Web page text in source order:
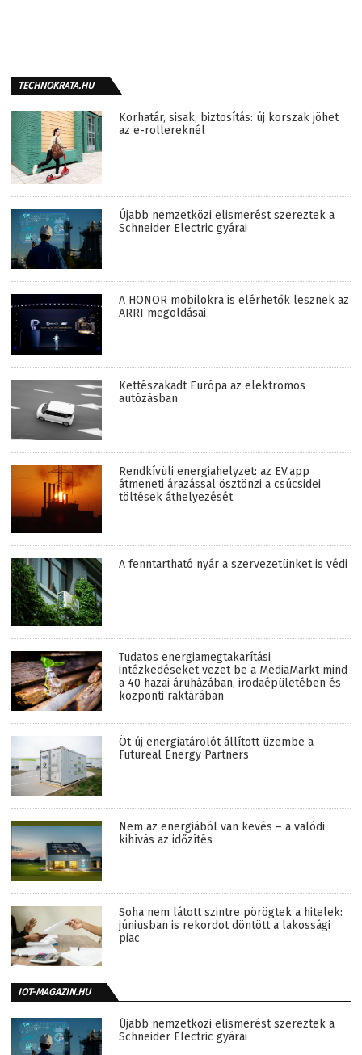
TECHNOKRATA.HU
Korhatár, sisak, biztosítás: új korszak jöhet
az e-rollereknél
Újabb nemzetközi elismerést szereztek a
Schneider Electric gyárai
A HONOR mobilokra is elérhetők lesznek az
ARRI megoldásai
Kettészakadt Európa az elektromos
autózásban
Rendkívüli energiahelyzet: az EV.app
átmeneti árazással ösztönzi a csúcsidei
töltések áthelyezését
A fenntartható nyár a szervezetünket is védi
Tudatos energiamegtakarítási
intézkedéseket vezet be a MediaMarkt mind
a 40 hazai áruházában, irodaépületében és
központi raktárában
Öt új energiatárolót állított üzembe a
Futureal Energy Partners
Nem az energiából van kevés – a valódi
kihívás az időzítés
Soha nem látott szintre pörögtek a hitelek:
júniusban is rekordot döntött a lakossági
piac
IOT-MAGAZIN.HU
Újabb nemzetközi elismerést szereztek a
Schneider Electric gyárai